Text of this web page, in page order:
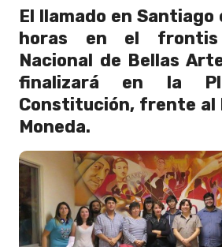
El llamado en Santiago
horas en el frontis
Nacional de Bellas
finalizará en la
Constitución, frente al
Moneda.